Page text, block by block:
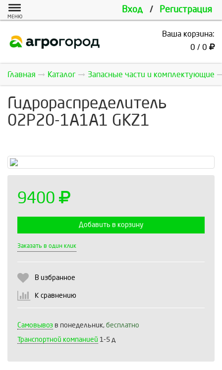
Вход / Регистрация
МЕНЮ
Ваша корзина:
0 / 0
Главная Каталог Запасные части и комплектующие
Гидрoраспределитель
02Р20-1А1А1 GKZ1
9400
Добавить в корзину
Заказать в один клик
В избранное
К сравнению
Самовывоз в понедельник, бесплатно
Транспортной компанией 1-5 д